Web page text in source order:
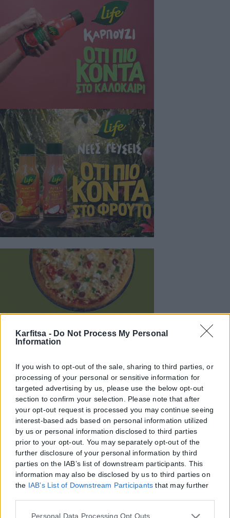
Karfitsa - Do Not Process My Personal
Information
If you wish to opt-out of the sale, sharing to third parties, or
processing of your personal or sensitive information for
targeted advertising by us, please use the below opt-out
section to confirm your selection. Please note that after
your opt-out request is processed you may continue seeing
interest-based ads based on personal information utilized
by us or personal information disclosed to third parties
prior to your opt-out. You may separately opt-out of the
further disclosure of your personal information by third
parties on the IAB’s list of downstream participants. This
information may also be disclosed by us to third parties on
the IAB’s List of Downstream Participants that may further
Please note that this website/app uses one or more Google
Personal Data Processing Opt Outs